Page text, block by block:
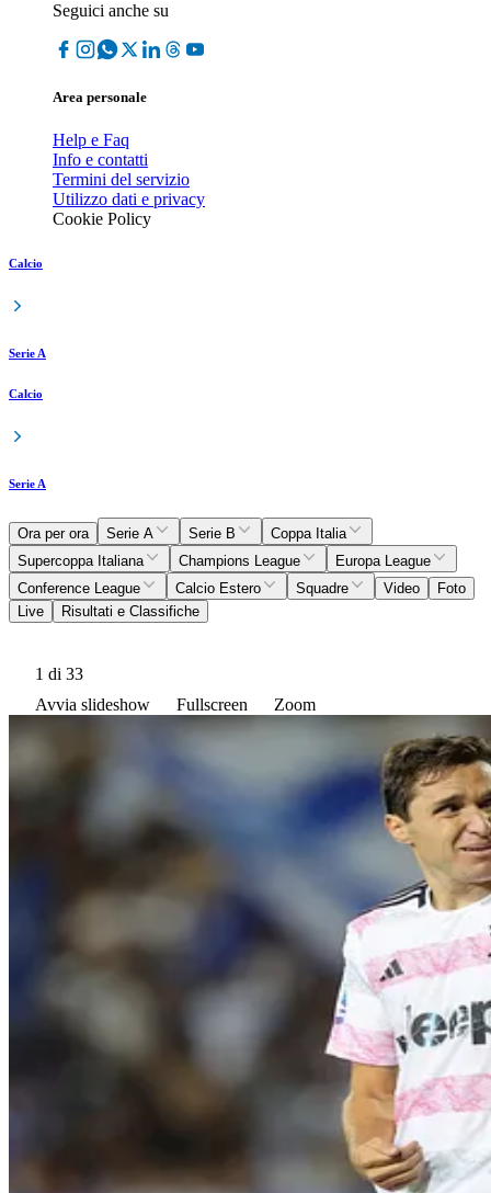
Seguici anche su
Area personale
Help e Faq
Info e contatti
Termini del servizio
Utilizzo dati e privacy
Cookie Policy
Calcio
Serie A
Calcio
Serie A
Ora per ora Serie A Serie B
Coppa Italia
Supercoppa Italiana
Champions League
Europa League
Conference League
Calcio Estero Squadre Video
Foto
Live
Risultati e Classifiche
1 di 33
Avvia slideshow
Fullscreen Zoom